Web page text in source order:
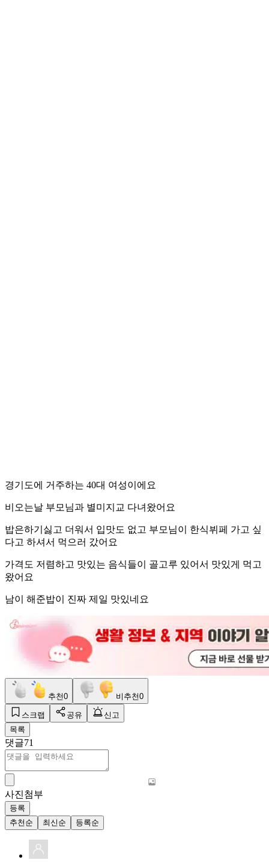
경기도에 거주하는 40대 여성이에요
비오는날 부모님과 별미지교 다녀왔어요
밥은하기싫고 더워서 입맛도 없고 부모님이 한식뷔페 가고 싶
다고 하셔서 먹으러 갔어요
가격도 저렴하고 맛있는 음식들이 골고루 있어서 맛있게 먹고
왔어요
남이 해준밥이 진짜 제일 맛있네요
추천0 비추천0
스크랩 공유
신고
목록
댓글71
사진첨부
등록
추천순
최신순 등록순